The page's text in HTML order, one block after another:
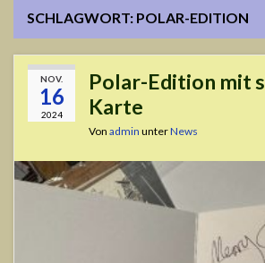
SCHLAGWORT: POLAR-EDITION
NOV.
16
2024
Polar-Edition mit
Karte
Von admin unterNews